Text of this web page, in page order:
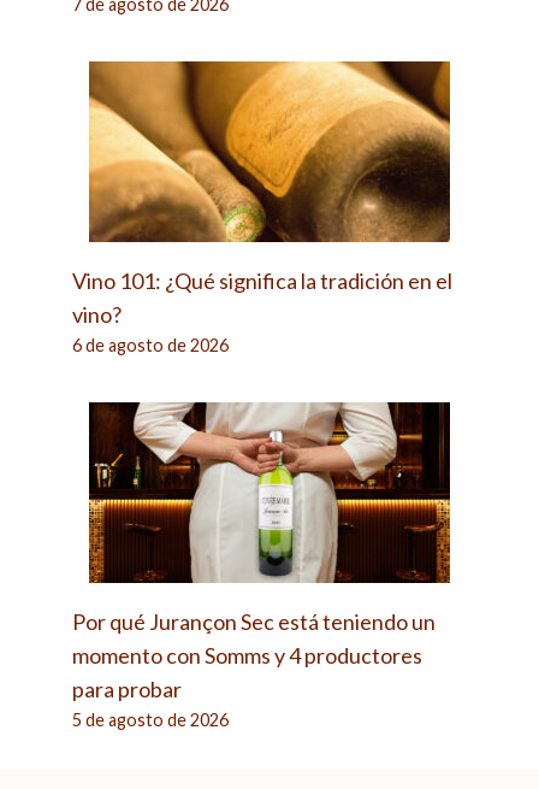
7 de agosto de 2026
Vino 101: ¿Qué significa la tradición en el
vino?
6 de agosto de 2026
Por qué Jurançon Sec está teniendo un
momento con Somms y 4 productores
para probar
5 de agosto de 2026